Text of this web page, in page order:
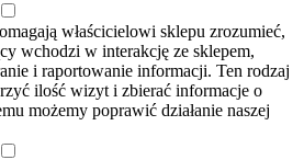
właścicielowi sklepu zrozumieć,
wchodzi w interakcję ze sklepem,
i raportowanie informacji. Ten rodzaj
ilość wizyt i zbierać informacje o
możemy poprawić działanie naszej